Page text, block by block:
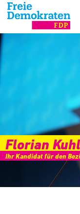
Florian Kuhl
Ihr Kandidat für den